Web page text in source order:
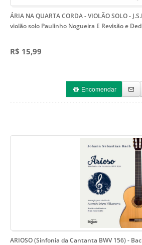
ÁRIA NA QUARTA CORDA - VIOLÃO SOLO -
violão solo Paulinho Nogueira E Revisão e
R$ 15,99
Encomendar
ARIOSO (Sinfonia da Cantanta BWV 156) -